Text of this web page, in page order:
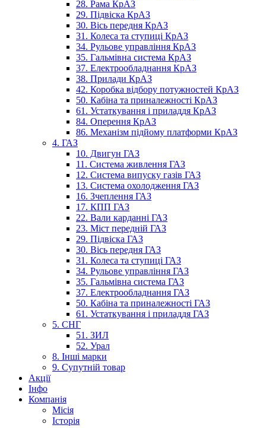
28. Рама КрАЗ
29. Підвіска КрАЗ
30. Вісь передня КрАЗ
31. Колеса та ступиці КрАЗ
34. Рульове управління КрАЗ
35. Гальмівна система КрАЗ
37. Електрообладнання КрАЗ
38. Прилади КрАЗ
42. Коробка відбору потужностей КрАЗ
50. Кабіна та приналежності КрАЗ
61. Устаткування і приладдя КрАЗ
84. Оперення КрАЗ
86. Механізм підйому платформи КрАЗ
4. ГАЗ
10. Двигун ГАЗ
11. Система живлення ГАЗ
12. Система випуску газів ГАЗ
13. Система охолодження ГАЗ
16. Зчеплення ГАЗ
17. КПП ГАЗ
22. Вали карданні ГАЗ
23. Міст передній ГАЗ
29. Підвіска ГАЗ
30. Вісь передня ГАЗ
31. Колеса та ступиці ГАЗ
34. Рульове управління ГАЗ
35. Гальмівна система ГАЗ
37. Електрообладнання ГАЗ
50. Кабіна та приналежності ГАЗ
61. Устаткування і приладдя ГАЗ
5. СНГ
51. ЗИЛ
52. Урал
8. Інші марки
9. Супутній товар
Акції
Інфо
Компанія
Місія
Історія